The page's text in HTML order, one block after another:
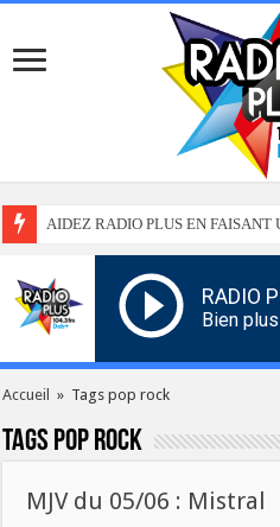
AIDEZ RADIO PLUS EN
RADIO
Bien
Accueil » Tags pop rock
Tags pop rock
MJV du 05/06 : Mistral